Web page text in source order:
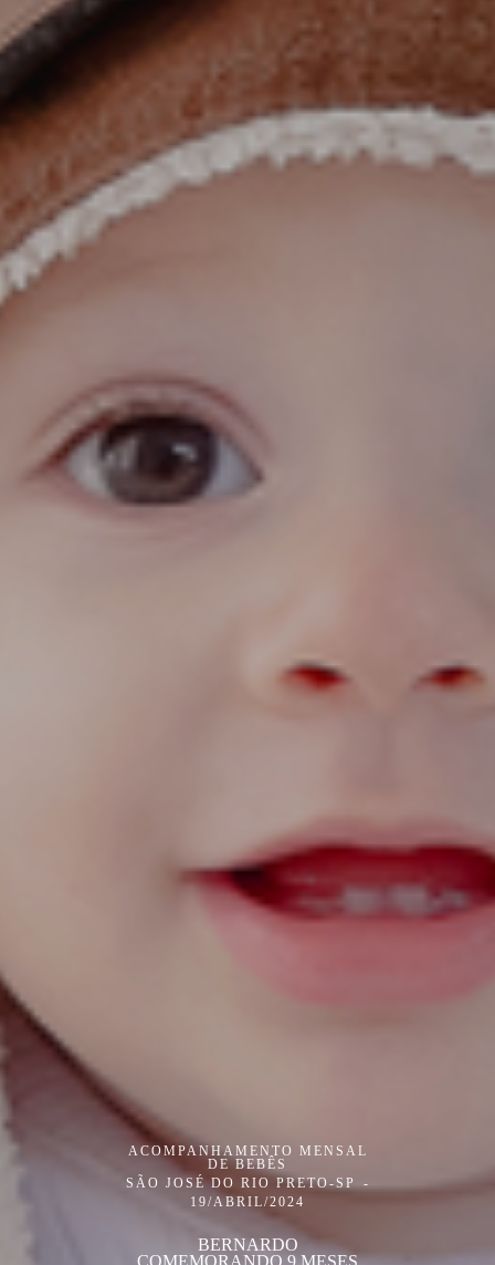
ACOMPANHAMENTO MENSAL
DE BEBÊS
SÃO JOSÉ DO RIO PRETO-SP
19/ABRIL/2024
BERNARDO
COMEMORANDO 9 MESES